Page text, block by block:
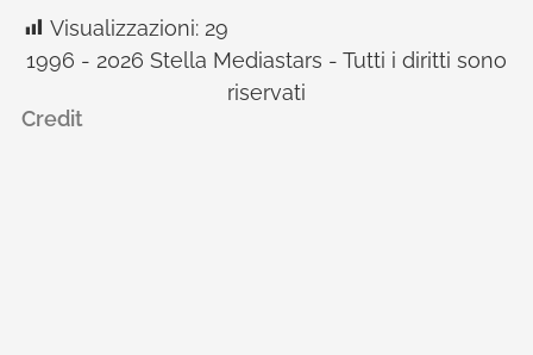
Visualizzazioni: 29
1996 - 2026 Stella Mediastars - Tutti i diritti sono
riservati
Credit